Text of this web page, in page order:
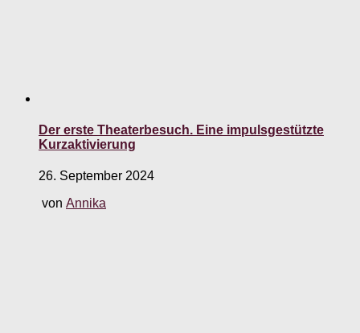
Der erste Theaterbesuch. Eine impulsgestützte
Kurzaktivierung
26. September 2024
von Annika